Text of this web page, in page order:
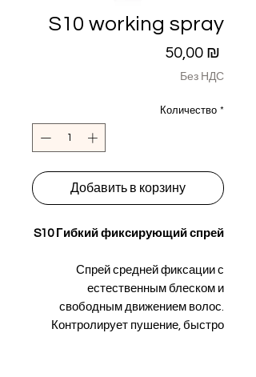
S10 working spray
50,00 ₪
Без НДС
Количество *
Добавить в корзину
S10 Гибкий фиксирующий спрей
Спрей средней фиксации с
естественным блеском и
свободным движением волос.
Контролирует пушение, быстро